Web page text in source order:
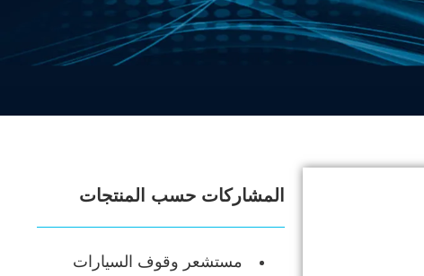
المشاركات حسب المنتجات
مستشعر وقوف السيارات